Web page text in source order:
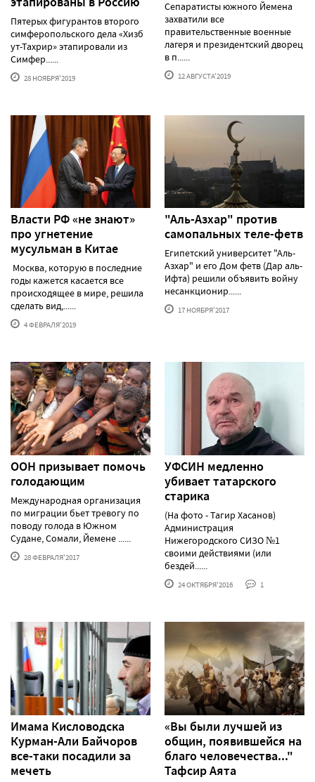
Пятерых фигурантов второго
симферопольского дела «Хизб
ут-Тахрир» этапировали из
Симфер......
28 НОЯБРЯ'2019
Сепаратисты южного Йемена
захватили все
правительственные военные
лагеря и президентский дворец
в п......
12 АВГУСТА'2019
Власти РФ «не знают»
про угнетение
мусульман в Китае
Москва, которую в последние
годы кажется касается все
происходящее в мире, решила
сделать вид,......
4 ФЕВРАЛЯ'2019
"Аль-Азхар" против
самопальных теле-фетв
Египетский университет "Аль-
Азхар" и его Дом фетв (Дар аль-
Ифта) решили объявить войну
несанкционир......
17 НОЯБРЯ'2017
ООН призывает помочь
голодающим
Международная организация
по миграции бьет тревогу по
поводу голода в Южном
Судане, Сомали, Йемене ......
28 ФЕВРАЛЯ'2017
УФСИН медленно
убивает татарского
старика
(На фото - Тагир Хасанов)
Администрация
Нижегородского СИЗО №1
своими действиями (или
бездей......
24 ОКТЯБРЯ'2016 1
Имама Кисловодска
Курман-Али Байчоров
все-таки посадили за
мечеть
«Вы были лучшей из
общин, появившейся на
благо человечества..."
Тафсир Аята